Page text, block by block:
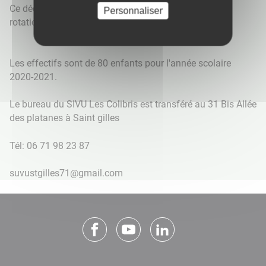
Ce décalage est nécessaire pour la mise en place des
rotations du bus.
Les effectifs sont de 80 enfants pour l'année scolaire
2020-2021.
Le bureau du SIVU Les Colibris est transféré au 31 Bis Allée
des platanes à Saint gilles
Tél: 06 71 98 23 87
suvustgilles71@gmail.com
Personnaliser